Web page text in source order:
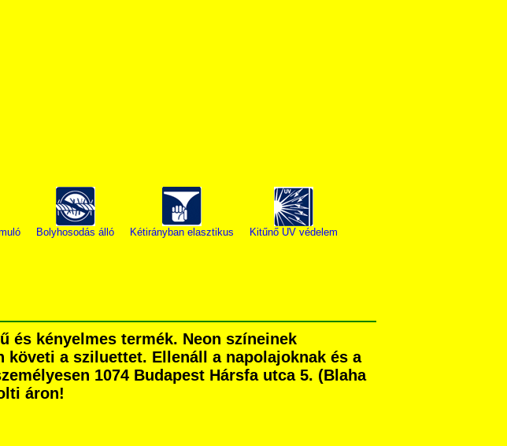
Bolyhosodás álló Kétirányban elasztikus Kitűnő UV védelem
és kényelmes termék. Neon színeinek
követi a sziluettet. Ellenáll a napolajoknak és a
1074 Budapest Hársfa utca 5. (Blaha
áron!